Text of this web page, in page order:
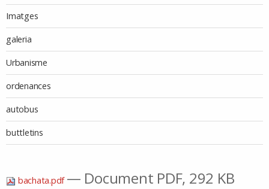
Imatges
galeria
Urbanisme
ordenances
autobus
buttletins
bachata.pdf — Document PDF, 292 KB